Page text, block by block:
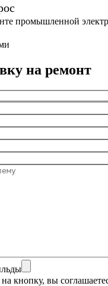
промышленной
на ремонт
кнопку, вы